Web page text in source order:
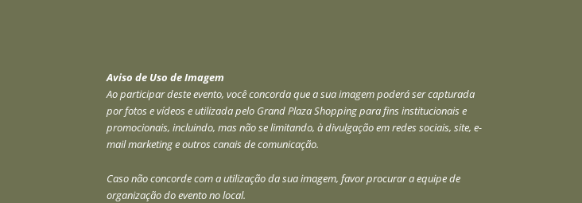
Aviso de Uso de Imagem
Ao participar deste evento, você concorda que a sua imagem poderá ser capturada
por fotos e vídeos e utilizada pelo Grand Plaza Shopping para fins institucionais e
promocionais, incluindo, mas não se limitando, à divulgação em redes sociais, site, e-
mail marketing e outros canais de comunicação.
Caso não concorde com a utilização da sua imagem, favor procurar a equipe de
organização do evento no local.